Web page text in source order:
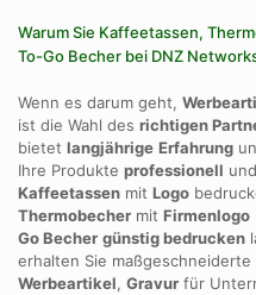
Warum Sie Kaffeetassen,
To-Go Becher bei DNZ
Wenn es darum geht,
ist die Wahl des richtigen
bietet langjährige Erfahrung
Ihre Produkte professionell und
Kaffeetassen mit Logo
Thermobecher mit Firmenlogo
Go Becher günstig bedrucken
erhalten Sie maßgeschneiderte
Werbeartikel, Gravur für